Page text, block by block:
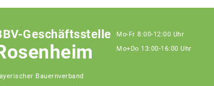
Geschäftsstelle
Bauernverband
Mo-Fr 8:00-12:00 Uhr
Mo+Do 13:00-16:00 Uhr